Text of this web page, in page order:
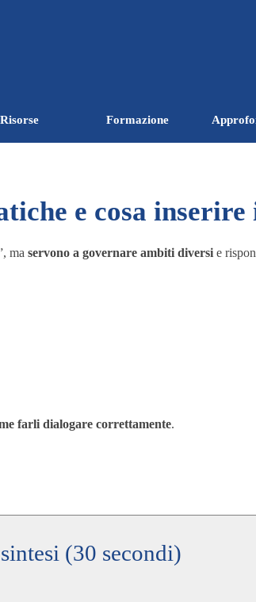
▼
Risorse ▼
Formazione
e cosa inserire
maservono a governare ambiti diversi e
farli dialogare correttamente.
(30 secondi)